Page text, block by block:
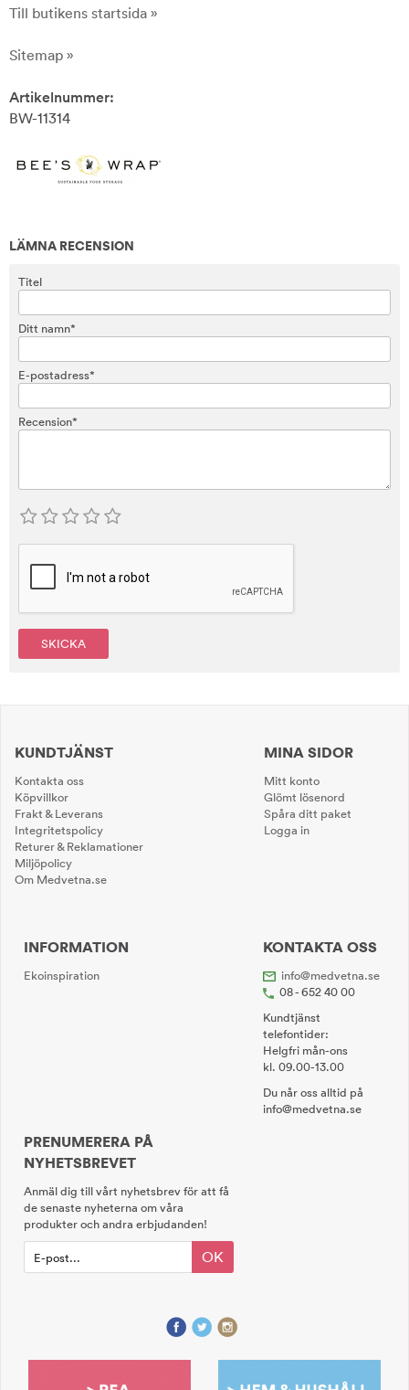
Till butikens startsida »
Sitemap »
Artikelnummer:
BW-11314
LÄMNA RECENSION
Titel
Ditt namn*
E-postadress*
Recension*
SKICKA
KUNDTJÄNST
Kontakta oss
Köpvillkor
Frakt & Leverans
Integritetspolicy
Returer & Reklamationer
Miljöpolicy
Om Medvetna.se
MINA SIDOR
Mitt konto
Glömt lösenord
Spåra ditt paket
Logga in
INFORMATION
Ekoinspiration
KONTAKTA OSS
info@medvetna.se
08 - 652 40 00
Kundtjänst
telefontider:
Helgfri mån-ons
kl. 09.00-13.00
Du når oss alltid på
info@medvetna.se
PRENUMERERA PÅ
NYHETSBREVET
Anmäl dig till vårt nyhetsbrev för att få
de senaste nyheterna om våra
produkter och andra erbjudanden!
OK